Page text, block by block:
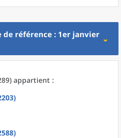
de référence : 1er janvier
appartient :